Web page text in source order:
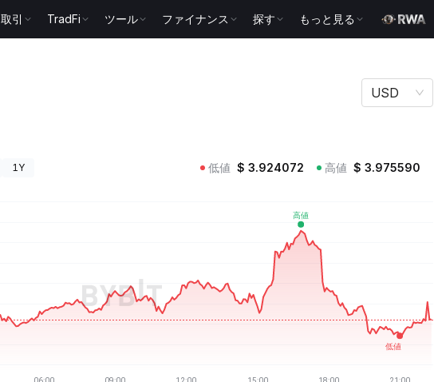
取引 TradFi ツール ファイナンス 探す もっと見る
USD
1Y 低値 $ 3.924072 高値 $ 3.975590